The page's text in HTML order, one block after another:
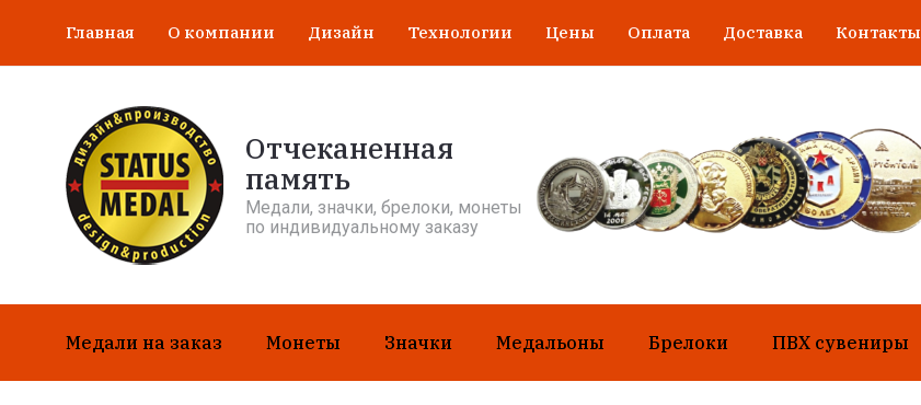
Главная О компании Дизайн Технологии Цены Оплата Доставка Контакты
Отчеканенная
память
Медали, значки, брелоки, монеты
по индивидуальному заказу
Медали на заказ Монеты Значки Медальоны Брелоки ПВХ сувениры